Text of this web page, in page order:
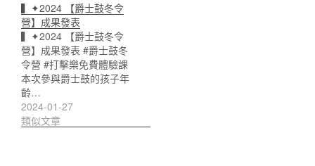
▍✦2024 【爵士鼓冬令
營】成果發表
▍✦2024 【爵士鼓冬令
營】成果發表 #爵士鼓冬
令營 #打擊樂免費體驗課
本次參與爵士鼓的孩子年
齡…
2024-01-27
類似文章